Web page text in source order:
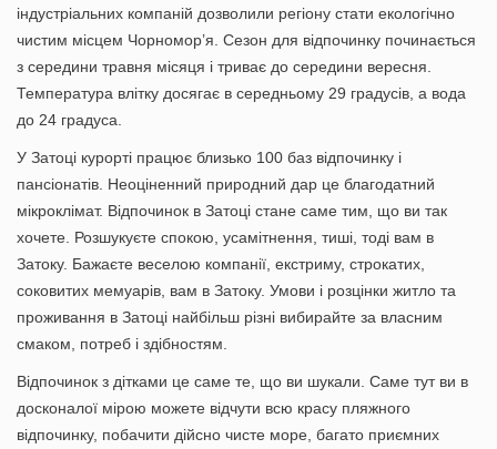
індустріальних компаній дозволили регіону стати екологічно
чистим місцем Чорномор’я. Сезон для відпочинку починається
з середини травня місяця і триває до середини вересня.
Температура влітку досягає в середньому 29 градусів, а вода
до 24 градуса.
У Затоці курорті працює близько 100 баз відпочинку і
пансіонатів. Неоціненний природний дар це благодатний
мікроклімат. Відпочинок в Затоці стане саме тим, що ви так
хочете. Розшукуєте спокою, усамітнення, тиші, тоді вам в
Затоку. Бажаєте веселою компанії, екстриму, строкатих,
соковитих мемуарів, вам в Затоку. Умови і розцінки житло та
проживання в Затоці найбільш різні вибирайте за власним
смаком, потреб і здібностям.
Відпочинок з дітками це саме те, що ви шукали. Саме тут ви в
досконалої мірою можете відчути всю красу пляжного
відпочинку, побачити дійсно чисте море, багато приємних